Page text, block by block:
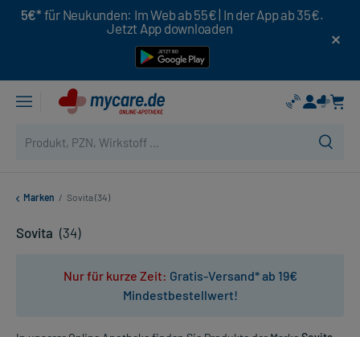
5€* für Neukunden: Im Web ab 55€ | In der App ab 35€.
Jetzt App downloaden
Marken / Sovita (34)
Sovita (34)
Nur für kurze Zeit: Gratis-Versand* ab 19€
Mindestbestellwert!